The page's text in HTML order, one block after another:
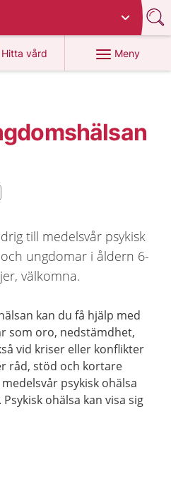
Hitta vård
på 1177.se
Meny
till medelsvår psykisk
ungdomar i åldern 6-
välkomna.
kan du få hjälp med
som oro, nedstämdhet,
vid kriser eller konflikter
råd, stöd och kortare
psykisk ohälsa
ohälsa kan visa sig